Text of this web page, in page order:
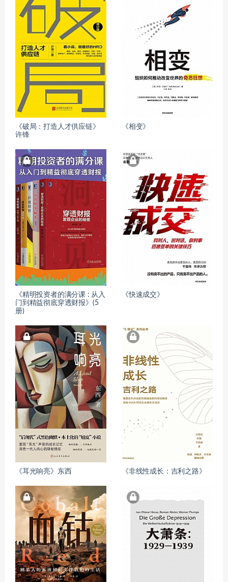
《破局：打造人才供应链》
许锋
《相变》
《精明投资者的满分课 : 从入
门到精益彻底穿透财报》(5
册)
《快速成交》
《耳光响亮》东西 《非线性成长：吉利之路》